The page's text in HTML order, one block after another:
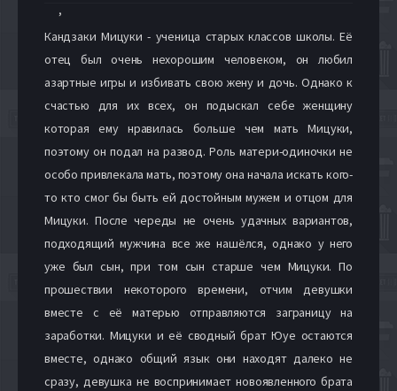
,
Кандзаки Мицуки - ученица старых классов школы. Её
отец был очень нехорошим человеком, он любил
азартные игры и избивать свою жену и дочь. Однако к
счастью для их всех, он подыскал себе женщину
которая ему нравилась больше чем мать Мицуки,
поэтому он подал на развод. Роль матери-одиночки не
особо привлекала мать, поэтому она начала искать кого-
то кто смог бы быть ей достойным мужем и отцом для
Мицуки. После череды не очень удачных вариантов,
подходящий мужчина все же нашёлся, однако у него
уже был сын, при том сын старше чем Мицуки. По
прошествии некоторого времени, отчим девушки
вместе с её матерью отправляются заграницу на
заработки. Мицуки и её сводный брат Юуе остаются
вместе, однако общий язык они находят далеко не
сразу, девушка не воспринимает новоявленного брата